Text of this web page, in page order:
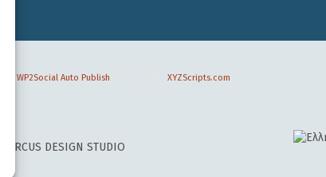
CIRCUS DESIGN STUDIO
WP2Social Auto Publish XYZScripts.com